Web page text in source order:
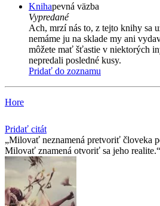
Knihapevná väzba
Vypredané
Ach, mrzí nás to, z tejto knihy sa
nemáme ju na sklade my ani
môžete mať šťastie v niektorých
nepredali posledné kusy.
Pridať do zoznamu
Hore
Pridať citát
Milovať neznamená pretvoriť človeka
Milovať znamená otvoriť sa jeho realite.